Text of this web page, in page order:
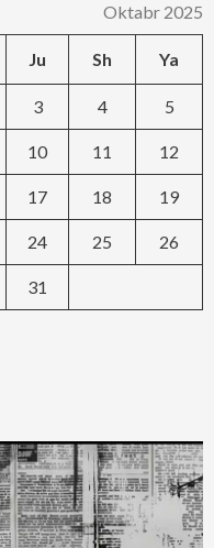
Oktabr 2025
Ju Sh Ya
3 4 5
10 11 12
17 18 19
24 25 26
31